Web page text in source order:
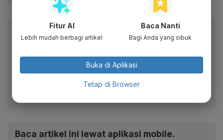
Berita Katadata.co.id di WhatsApp
Dapatkan akses cepat ke berita terkini dan data
berharga dari WhatsApp Channel Katadata.co.id
Ikuti kami
Baca artikel ini lewat aplikasi mobile.
Fitur AI
Lebih mudah berbagi artikel
Baca Nanti
Bagi Anda yang sibuk
Buka di Aplikasi
Tetap di Browser